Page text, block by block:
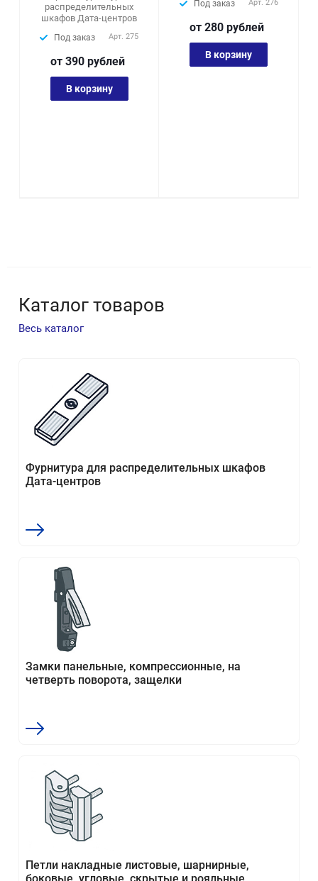
В наличии Арт.900
от 960руб лей
В корзину
от 940 рублей
В корзину
Каталог товаров
Весь каталог
Фурнитура для распределительных шкафов
Дата-центров
Замки панельные, компрессионные, на
четверть поворота, защелки
Петли накладные листовые, шарнирные,